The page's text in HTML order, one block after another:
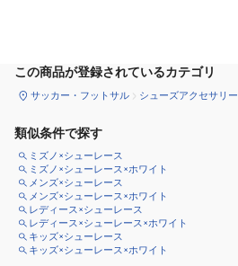
この商品が登録されているカテゴリ
サッカー・フットサル シューズアクセサリー
類似条件で探す
ミズノ×シューレース
ミズノ×シューレース×ホワイト
メンズ×シューレース
メンズ×シューレース×ホワイト
レディース×シューレース
レディース×シューレース×ホワイト
キッズ×シューレース
キッズ×シューレース×ホワイト